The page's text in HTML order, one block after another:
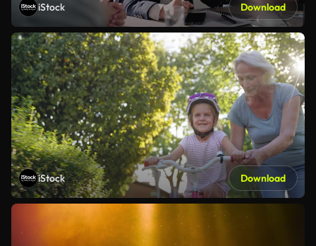
iStock Download
iStock Download